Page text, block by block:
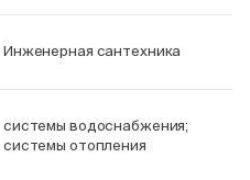
Инженерная сантехника
системы водоснабжения;
системы отопления